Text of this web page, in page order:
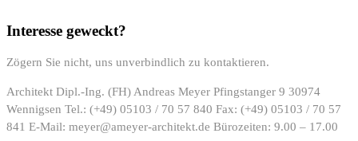
Interesse geweckt?
Zögern Sie nicht, uns unverbindlich zu kontaktieren.
Architekt Dipl.-Ing. (FH) Andreas Meyer Pfingstanger 9 30974
Wennigsen Tel.: (+49) 05103 / 70 57 840 Fax: (+49) 05103 / 70 57
841 E-Mail: meyer@ameyer-architekt.de Bürozeiten: 9.00 – 17.00